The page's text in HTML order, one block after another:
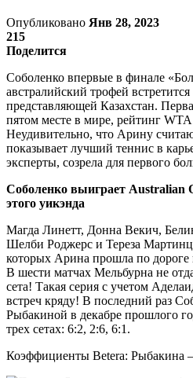
Опубликовано Янв 28, 2023
215
Поделится
Соболенко впервые в финале
австралийский трофей
представляющей Казахстан.
пятом месте в мире, рейтинг
Неудивительно, что Арину
показывает лучший теннис в
эксперты, созрела для первого
Соболенко выиграет Australian
этого уикэнда
Магда Линетт, Донна Векич,
Шелби Роджерс и Тереза
которых Арина прошла по дороге
В шести матчах Мельбурна не
сета! Такая серия с учетом
встреч кряду! В последний раз
Рыбакиной в декабре прошлого
трех сетах: 6:2, 2:6, 6:1.
Коэффициенты Betera: Рыбакина